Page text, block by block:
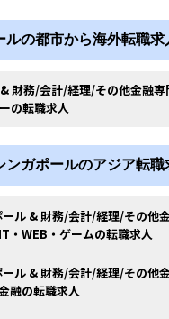
ルの都市から海外転職求
財務/会計/経理/その他金融
の転職求人
ンガポールのアジア転
ール & 財務/会計/経理/その他
・WEB・ゲームの転職求人
ール & 財務/会計/経理/その他
融の転職求人